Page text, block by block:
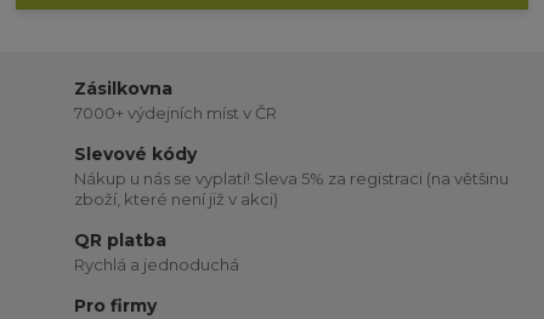
Zásilkovna
7000+ výdejních míst v ČR
Slevové kódy
Nákup u nás se vyplatí! Sleva 5% za registraci (na většinu
zboží, které není již v akci)
QR platba
Rychlá a jednoduchá
Pro firmy